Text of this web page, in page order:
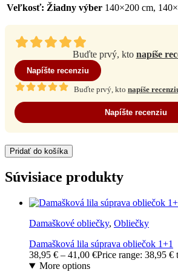
Veľkosť: Žiadny výber 140×200 cm,
Buďte prvý, kto napíše
Napíšte recenziu
Buďte prvý, kto napíše
Napíšte recenziu
Pridať do košíka
Súvisiace produkty
Damaškové obliečky, Obliečky
Damašková lila súprava obliečok 1+1
38,95 € – 41,00 €Price range: 38,95 €
More options